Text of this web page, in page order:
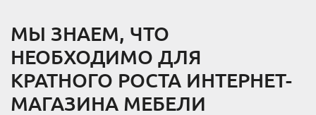
МЫ ЗНАЕМ, ЧТО
НЕОБХОДИМО ДЛЯ
КРАТНОГО РОСТА ИНТЕРНЕТ-
МАГАЗИНА МЕБЕЛИ